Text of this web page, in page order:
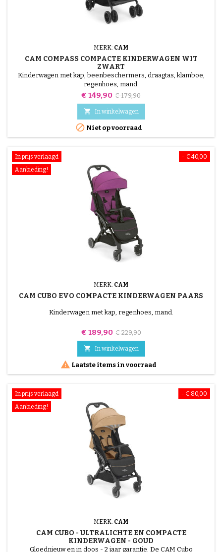
MERK: CAM
CAM COMPASS COMPACTE KINDERWAGEN WIT
ZWART
Kinderwagen met kap, beenbeschermers, draagtas, klamboe,
regenhoes, mand.
Prijs
€ 149,90 Normale
prijs
€ 179,90
 In winkelwagen
 Niet op voorraad
- € 40,00
In prijs verlaagd
Aanbieding!
MERK: CAM
CAM CUBO EVO COMPACTE KINDERWAGEN PAARS
Kinderwagen met kap, regenhoes, mand.
Prijs
€ 189,90 Normale
prijs
€ 229,90
 In winkelwagen
 Laatste items in voorraad
- € 80,00
In prijs verlaagd
Aanbieding!
MERK: CAM
CAM CUBO - ULTRALICHTE EN COMPACTE
KINDERWAGEN - GOUD
Gloednieuw en in doos - 2 jaar garantie. De CAM Cubo